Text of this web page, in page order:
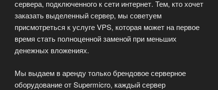
сервера, подключенного к сети интернет. Тем, кто хочет
заказать выделенный сервер, мы советуем
присмотреться к услуге VPS, которая может на первое
время стать полноценной заменой при меньших
денежных вложениях.
Мы выдаем в аренду только брендовое серверное
оборудование от Supermicro, каждый сервер